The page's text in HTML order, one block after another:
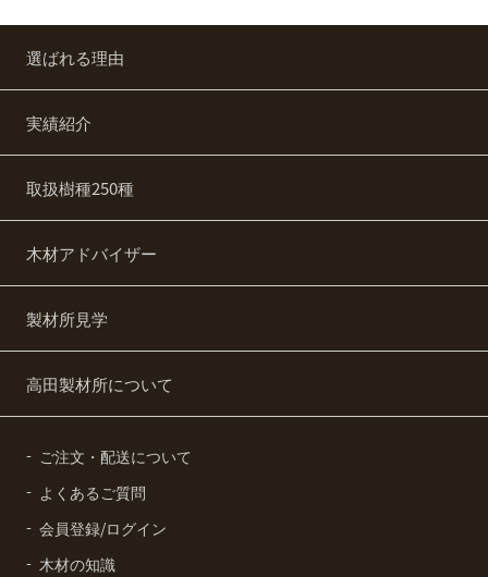
選ばれる理由
実績紹介
取扱樹種250種
木材アドバイザー
製材所見学
高田製材所について
ご注文・配送について
よくあるご質問
会員登録/ログイン
木材の知識